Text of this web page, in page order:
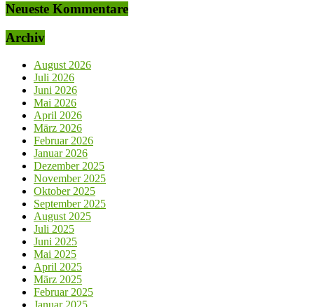
Neueste Kommentare
Archiv
August 2026
Juli 2026
Juni 2026
Mai 2026
April 2026
März 2026
Februar 2026
Januar 2026
Dezember 2025
November 2025
Oktober 2025
September 2025
August 2025
Juli 2025
Juni 2025
Mai 2025
April 2025
März 2025
Februar 2025
Januar 2025